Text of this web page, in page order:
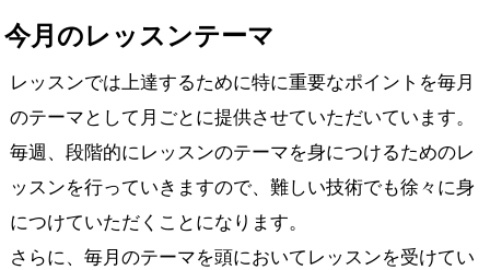
今月のレッスンテーマ
レッスンでは上達するために特に重要なポイントを毎月
のテーマとして 月ごとに提供させていただいています。
毎週、段階的にレッスンのテーマを身につけるためのレ
ッスンを行っていきますので、難しい技術でも徐々に身
につけていただくことになります。
さらに、毎月のテーマを頭においてレッスンを受けてい